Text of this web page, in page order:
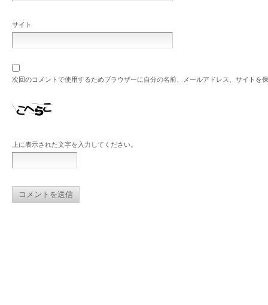
サイト
次回のコメントで使用するためブラウザーに自分の名前、メールアドレス、サイトを
上に表示された文字を入力してください。